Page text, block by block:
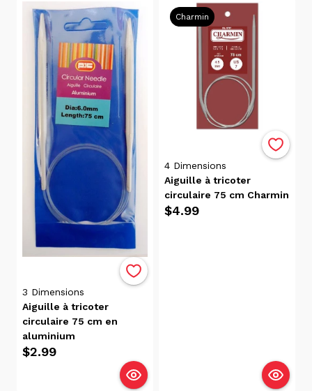
Prix
Disponibilité
Trois-
Victoriaville
(18)
3 Dimensions
Aiguille à tricoter
circulaire 75 cm en
aluminium
$2.99
Charmin
4 Dimensions
Aiguille à tricoter
circulaire 75 cm Charmin
$4.99